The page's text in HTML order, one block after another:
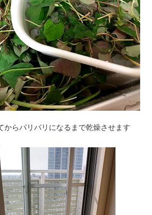
からパリパリになるまで乾燥させます